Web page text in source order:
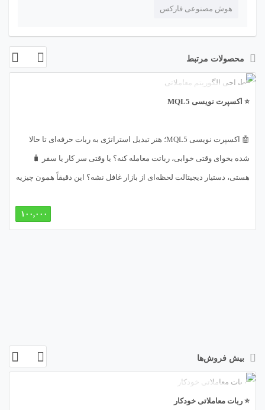
هوش مصنوعی فارکس
محصولات مرتبط
⭐ اکسپرت نویسی MQL5
🤖 اکسپرت نویسی MQL5؛ هنر تبدیل استراتژی به ربات حرفه‌ای تا حالا
شده بخوای وقتی خوابی، رباتت معامله کنه؟ یا وقتی سر کار یا سفر 🧳
هستی، دستیار دیجیتالت لحظه‌ای از بازار غافل نشه؟ این دقیقاً همون چیزیه
۱۰۰,۰۰۰
بیش فروش‌ها
⭐ ربات معاملاتی خودکار